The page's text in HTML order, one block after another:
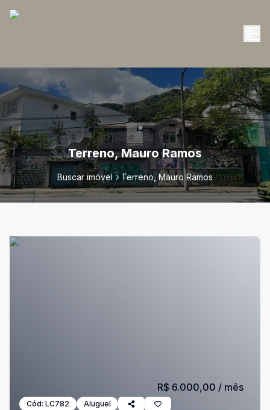
Terreno, Mauro Ramos
Buscar imóvel Terreno, Mauro Ramos
Cód: LC782 Aluguel
R$ 6.000,00 / mês